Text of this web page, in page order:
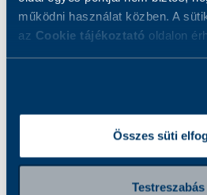
működni használat közben. A
az Cookie tájékoztató oldalon
Összes süti
Testreszabás
rizikóbecslése vérből
79 000 Ft